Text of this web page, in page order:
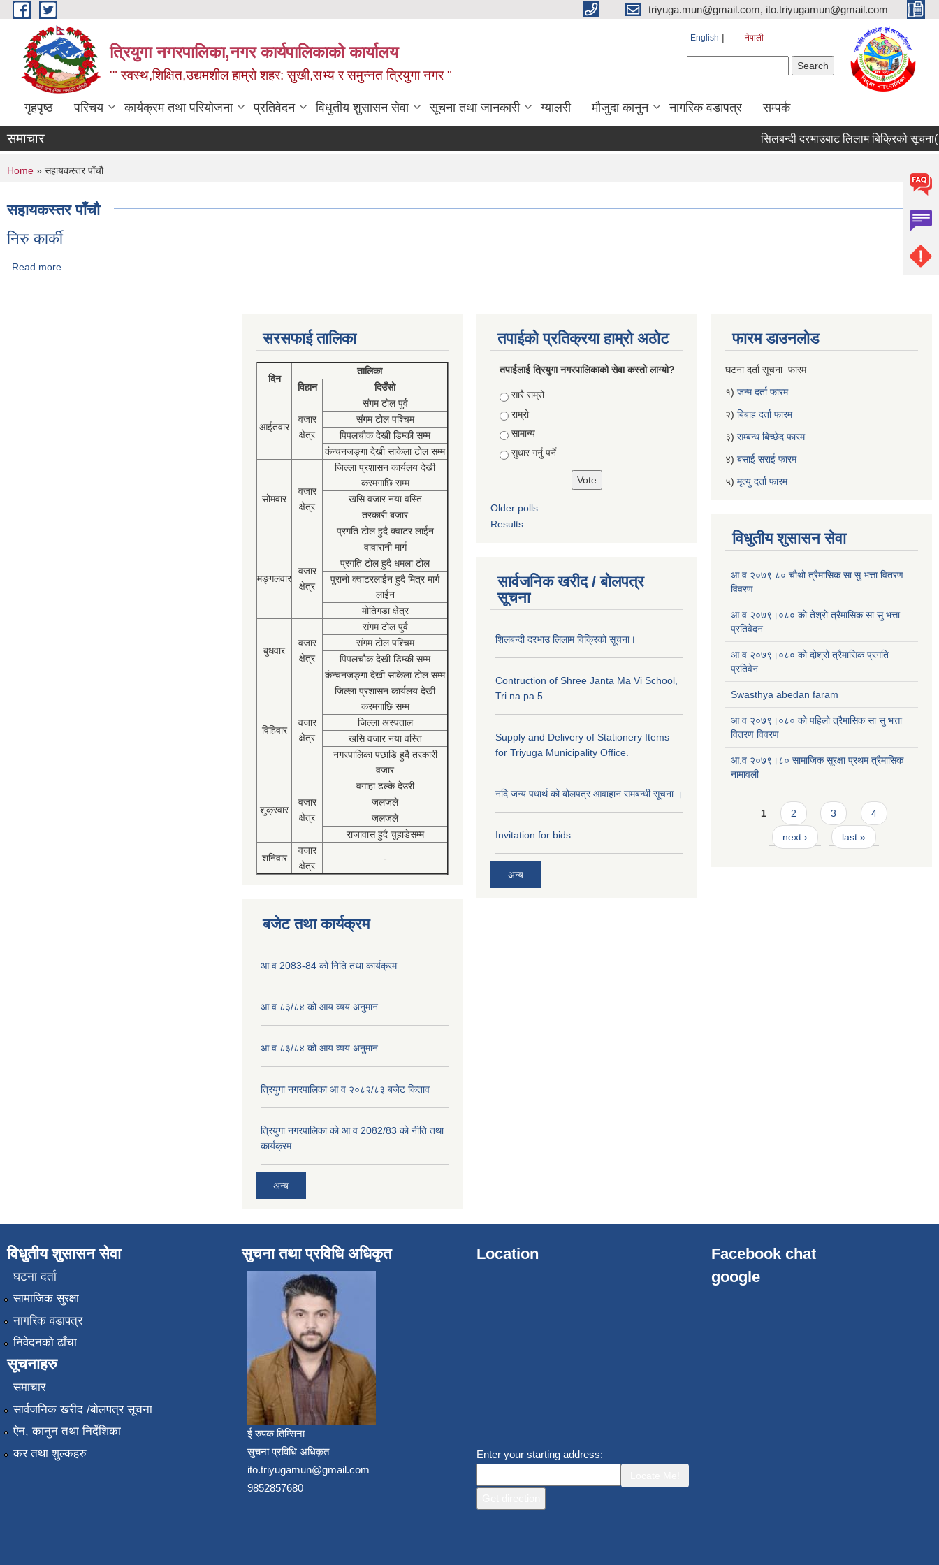
Skip to main content triyuga.mun@gmail.com, ito.triyugamun@gmail.com
त्रियुगा नगरपालिका,नगर कार्यपालिकाको कार्यालय
'" स्वस्थ,शिक्षित,उद्यमशील हाम्रो शहर: सुखी,सभ्य र समुन्नत त्रियुगा नगर "
English नेपाली
गृहपृष्ठ परिचय कार्यक्रम तथा परियोजना प्रतिवेदन विधुतीय शुसासन सेवा सूचना तथा जानकारी ग्यालरी मौजुदा कानुन नागरिक वडापत्र सम्पर्क
समाचार सिलबन्दी दरभाउबाट लिलाम बिक्रिको सूचना(
You are here
Home » सहायकस्तर पाँचौ
सहायकस्तर पाँचौ
निरु कार्की
Read more
सरसफाई तालिका
दिन
तालिका
विहान
दिउँसो
आईतवार
वजार
क्षेत्र
संगम टोल पुर्व
संगम टोल पश्चिम
पिपलचौक देखी डिम्की सम्म
कंन्चनजङ्गा देखी साकेला टोल सम्म
सोमवार
वजार
क्षेत्र
जिल्ला प्रशासन कार्यलय देखी
करमगाछि सम्म
खसि वजार नया वस्ति
तरकारी बजार
प्रगति टोल हुदै क्वाटर लाईन
मङ्गलवार
वजार
क्षेत्र
वावारानी मार्ग
प्रगति टोल हुदै धमला टोल
पुरानो क्वाटरलाईन हुदै मित्र मार्ग
लाईन
मोतिगडा क्षेत्र
बुधवार
वजार
क्षेत्र
संगम टोल पुर्व
संगम टोल पश्चिम
पिपलचौक देखी डिम्की सम्म
कंन्चनजङ्गा देखी साकेला टोल सम्म
विहिवार
वजार
क्षेत्र
जिल्ला प्रशासन कार्यलय देखी
करमगाछि सम्म
जिल्ला अस्पताल
खसि वजार नया वस्ति
नगरपालिका पछाडि हुदै तरकारी
वजार
शुक्रवार
वजार
क्षेत्र
वगाहा ढल्के देउरी
जलजले
जलजले
राजावास हुदै चुहाडेसम्म
शनिवार
वजार
क्षेत्र
-
बजेट तथा कार्यक्रम
आ व 2083-84 को निति तथा कार्यक्रम
आ व ८३/८४ को आय व्यय अनुमान
आ व ८३/८४ को आय व्यय अनुमान
त्रियुगा नगरपालिका आ व २०८२/८३ बजेट किताव
त्रियुगा नगरपालिका को आ व 2082/83 को नीति तथा
कार्यक्रम
अन्य
तपाईको प्रतिक्रया हाम्रो अठोट
तपाईलाई त्रियुगा नगरपालिकाको सेवा कस्तो लाग्यो?
Choices
सारै राम्रो
राम्रो
सामान्य
सुधार गर्नु पर्ने
Older polls
Results
सार्वजनिक खरीद / बोलपत्र
सूचना
शिलबन्दी दरभाउ लिलाम विक्रिको सूचना।
Contruction of Shree Janta Ma Vi School,
Tri na pa 5
Supply and Delivery of Stationery Items
for Triyuga Municipality Office.
नदि जन्य पधार्थ को बोलपत्र आवाहान समबन्धी सूचना ।
Invitation for bids
अन्य
फारम डाउनलोड
घटना दर्ता सूचना फारम
१) जन्म दर्ता फारम
२) बिबाह दर्ता फारम
३) सम्बन्ध बिच्छेद फारम
४) बसाई सराई फारम
५) मृत्यु दर्ता फारम
विधुतीय शुसासन सेवा
आ व २०७९ ८० चौथो त्रैमासिक सा सु भत्ता वितरण
विवरण
आ व २०७९।०८० को तेश्रो त्रैमासिक सा सु भत्ता
प्रतिवेदन
आ व २०७९।०८० को दोश्रो त्रैमासिक प्रगति
प्रतिवेन
Swasthya abedan faram
आ व २०७९।०८० को पहिलो त्रैमासिक सा सु भत्ता
वितरण विवरण
आ.व २०७९।८० सामाजिक सूरक्षा प्रथम त्रैमासिक
नामावली
Pages
1 2 3 4
next › last »
विधुतीय शुसासन सेवा
घटना दर्ता
सामाजिक सुरक्षा
नागरिक वडापत्र
निवेदनको ढाँचा
सूचनाहरु
समाचार
सार्वजनिक खरीद /बोलपत्र सूचना
ऐन, कानुन तथा निर्देशिका
कर तथा शुल्कहरु
सुचना तथा प्रविधि अधिकृत
ई रुपक तिम्सिना
सुचना प्रविधि अधिकृत
ito.triyugamun@gmail.com
9852857680
Location
Enter your starting address:
Facebook chat
google